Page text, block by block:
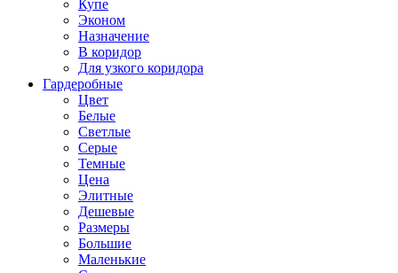
Купе
Эконом
Назначение
В коридор
Для узкого коридора
Гардеробные
Цвет
Белые
Светлые
Серые
Темные
Цена
Элитные
Дешевые
Размеры
Большие
Маленькие